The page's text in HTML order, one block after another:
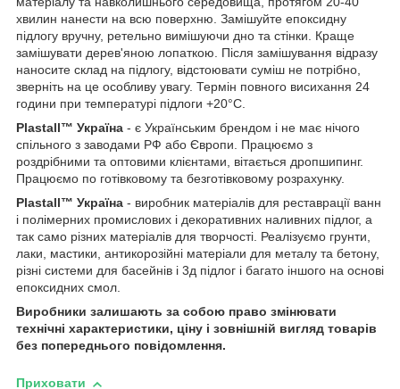
хвилин нанести на всю поверхню. Замішуйте епоксидну
підлогу вручну, ретельно вимішуючи дно та стінки. Краще
замішувати дерев'яною лопаткою. Після замішування відразу
наносите склад на підлогу, відстоювати суміш не потрібно,
зверніть на це особливу увагу. Термін повного висихання 24
години при температурі підлоги +20°С.
Plastall™ Україна - є Українським брендом і не має нічого
спільного з заводами РФ або Європи. Працюємо з
роздрібними та оптовими клієнтами, вітається дропшипинг.
Працюємо по готівковому та безготівковому розрахунку.
Plastall™ Україна - виробник матеріалів для реставрації ванн
і полімерних промислових і декоративних наливних підлог, а
так само різних матеріалів для творчості. Реалізуємо грунти,
лаки, мастики, антикорозійні матеріали для металу та бетону,
різні системи для басейнів і 3д підлог і багато іншого на основі
епоксидних смол.
Виробники залишають за собою право змінювати
технічні характеристики, ціну і зовнішній вигляд товарів
без попереднього повідомлення.
Приховати